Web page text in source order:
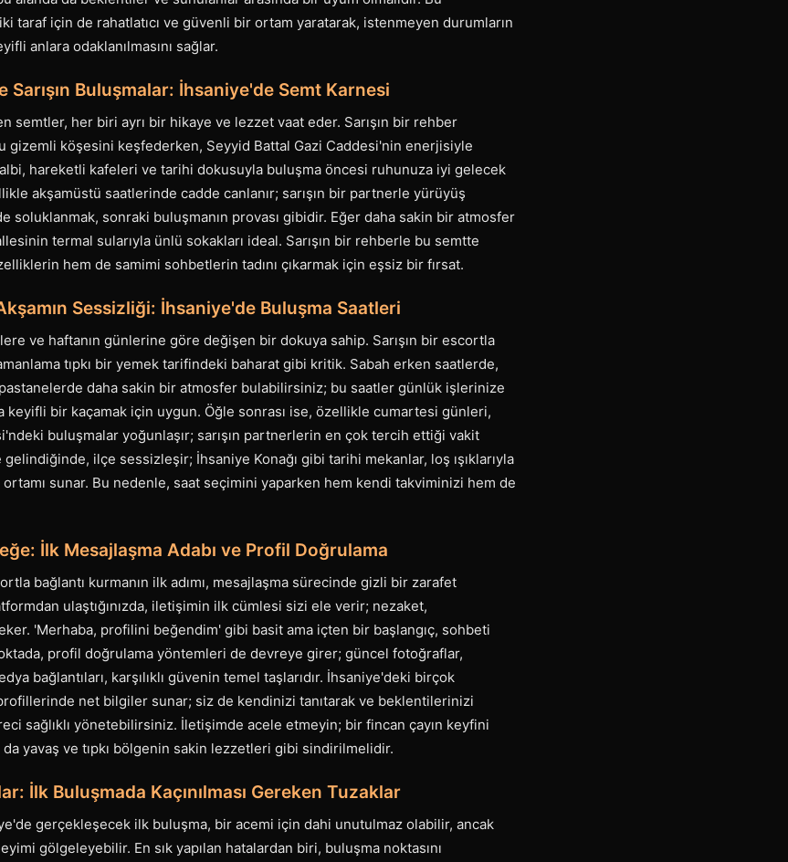
taraf için de rahatlatıcı ve güvenli bir ortam yaratarak, istenmeyen durumların
anlara odaklanılmasını sağlar.
Sarışın Buluşmalar: İhsaniye'de Semt Karnesi
semtler, her biri ayrı bir hikaye ve lezzet vaat eder. Sarışın bir rehber
gizemli köşesini keşfederken, Seyyid Battal Gazi Caddesi'nin enerjisiyle
hareketli kafeleri ve tarihi dokusuyla buluşma öncesi ruhunuza iyi gelecek
akşamüstü saatlerinde cadde canlanır; sarışın bir partnerle yürüyüş
soluklanmak, sonraki buluşmanın provası gibidir. Eğer daha sakin bir atmosfer
termal sularıyla ünlü sokakları ideal. Sarışın bir rehberle bu semtte
hem de samimi sohbetlerin tadını çıkarmak için eşsiz bir fırsat.
Sessizliği: İhsaniye'de Buluşma Saatleri
ve haftanın günlerine göre değişen bir dokuya sahip. Sarışın bir escortla
tıpkı bir yemek tarifindeki baharat gibi kritik. Sabah erken saatlerde,
daha sakin bir atmosfer bulabilirsiniz; bu saatler günlük işlerinize
keyifli bir kaçamak için uygun. Öğle sonrası ise, özellikle cumartesi günleri,
buluşmalar yoğunlaşır; sarışın partnerlerin en çok tercih ettiği vakit
ilçe sessizleşir; İhsaniye Konağı gibi tarihi mekanlar, loş ışıklarıyla
sunar. Bu nedenle, saat seçimini yaparken hem kendi takviminizi hem de
İlk Mesajlaşma Adabı ve Profil Doğrulama
bağlantı kurmanın ilk adımı, mesajlaşma sürecinde gizli bir zarafet
ulaştığınızda, iletişimin ilk cümlesi sizi ele verir; nezaket,
'Merhaba, profilini beğendim' gibi basit ama içten bir başlangıç, sohbeti
profil doğrulama yöntemleri de devreye girer; güncel fotoğraflar,
bağlantıları, karşılıklı güvenin temel taşlarıdır. İhsaniye'deki birçok
net bilgiler sunar; siz de kendinizi tanıtarak ve beklentilerinizi
sağlıklı yönetebilirsiniz. İletişimde acele etmeyin; bir fincan çayın keyfini
da yavaş ve tıpkı bölgenin sakin lezzetleri gibi sindirilmelidir.
İlk Buluşmada Kaçınılması Gereken Tuzaklar
gerçekleşecek ilk buluşma, bir acemi için dahi unutulmaz olabilir, ancak
gölgeleyebilir. En sık yapılan hatalardan biri, buluşma noktasını